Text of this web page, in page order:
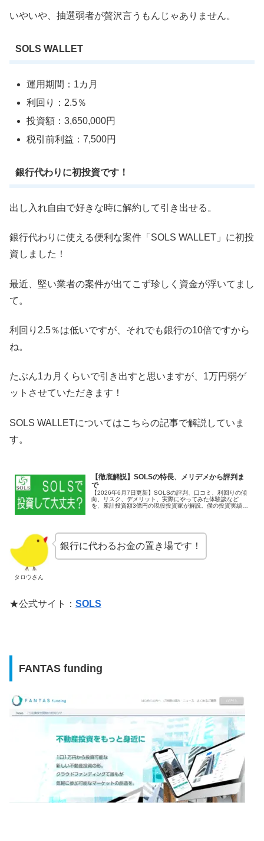
いやいや、抽選弱者が贅沢言うもんじゃありません。
SOLS WALLET
運用期間：1カ月
利回り：2.5％
投資額：3,650,000円
税引前利益：7,500円
銀行代わりに初投資です！
出し入れ自由で好きな時に解約して引き出せる。
銀行代わりに使える便利な案件「SOLS WALLET」に初投
資しました！
最近、堅い業者の案件が出てこず珍しく資金が浮いてまし
て。
利回り2.5％は低いですが、それでも銀行の10倍ですから
ね。
たぶん1カ月くらいで引き出すと思いますが、1万円弱ゲ
ットさせていただきます！
SOLS WALLETについてはこちらの記事で解説していま
す。
【徹底解説】SOLSの特長、メリデメから評判ま
で
【2026年6月7日更新】SOLSの評判、口コミ、利回りの傾
向、リスク、デメリット、実際にやってみた体験談など
を、累計投資額3億円の現役投資家が解説。僕の投資実績も
タロウさん
銀行に代わるお金の置き場です！
★公式サイト： SOLS
FANTAS funding